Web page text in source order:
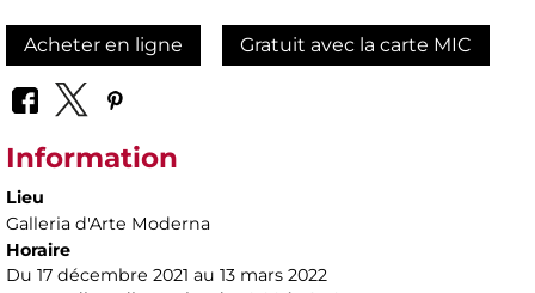
Acheter en ligne Gratuit avec la carte MIC
Information
Lieu
Galleria d'Arte Moderna
Horaire
Du 17 décembre 2021 au 13 mars 2022